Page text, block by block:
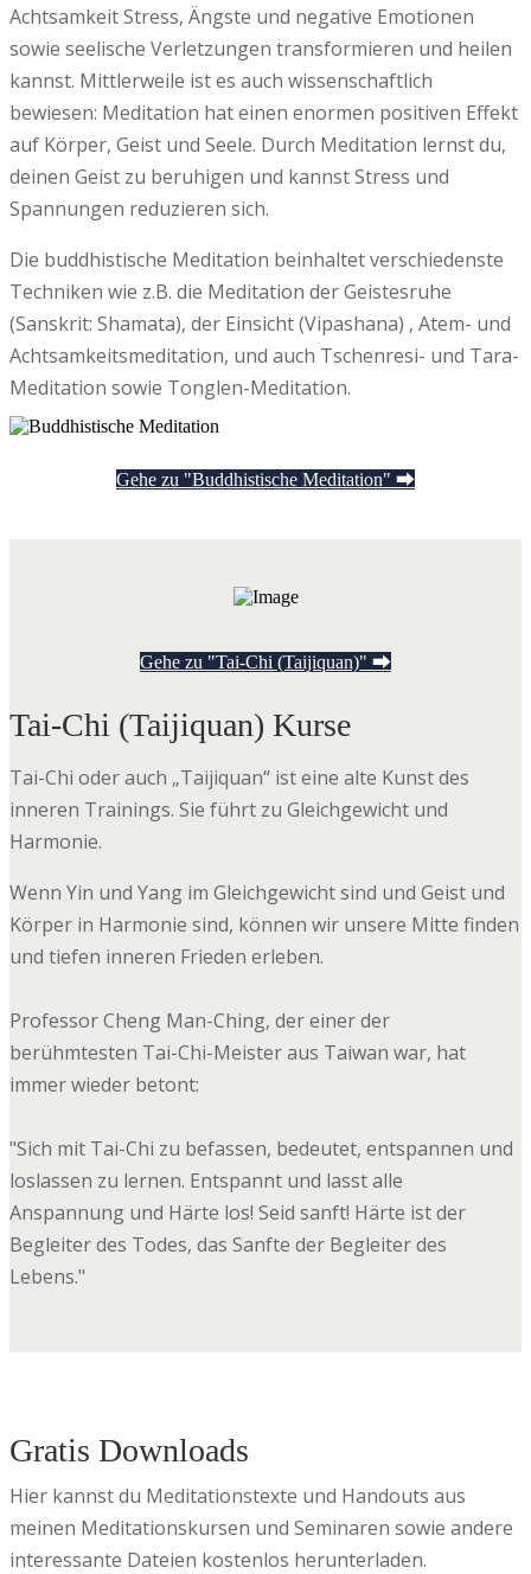
Achtsamkeit Stress, Ängste und negative Emotionen
sowie seelische Verletzungen transformieren und heilen
kannst. Mittlerweile ist es auch wissenschaftlich
bewiesen: Meditation hat einen enormen positiven Effekt
auf Körper, Geist und Seele. Durch Meditation lernst du,
deinen Geist zu beruhigen und kannst Stress und
Spannungen reduzieren sich.
Die buddhistische Meditation beinhaltet verschiedenste
Techniken wie z.B. die Meditation der Geistesruhe
(Sanskrit: Shamata), der Einsicht (Vipashana) , Atem- und
Achtsamkeitsmeditation, und auch Tschenresi- und Tara-
Meditation sowie Tonglen-Meditation.
Gehe zu "Buddhistische Meditation" ⮕
Gehe zu "Tai-Chi (Taijiquan)" ⮕
Tai-Chi (Taijiquan) Kurse
Tai-Chi oder auch „Taijiquan“ ist eine alte Kunst des
inneren Trainings. Sie führt zu Gleichgewicht und
Harmonie.
Wenn Yin und Yang im Gleichgewicht sind und Geist und
Körper in Harmonie sind, können wir unsere Mitte finden
und tiefen inneren Frieden erleben.
Professor Cheng Man-Ching, der einer der
berühmtesten Tai-Chi-Meister aus Taiwan war, hat
immer wieder betont:
"Sich mit Tai-Chi zu befassen, bedeutet, entspannen und
loslassen zu lernen. Entspannt und lasst alle
Anspannung und Härte los! Seid sanft! Härte ist der
Begleiter des Todes, das Sanfte der Begleiter des
Lebens."
Gratis Downloads
Hier kannst du Meditationstexte und Handouts aus
meinen Meditationskursen und Seminaren sowie andere
interessante Dateien kostenlos herunterladen.